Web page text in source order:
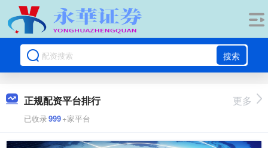
搜索
正规配资平台排行
已收录999+家平台
更多